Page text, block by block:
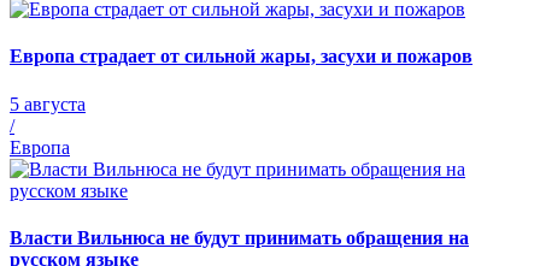
Европа страдает от сильной жары, засухи и пожаров
5 августа
/
Европа
Власти Вильнюса не будут принимать обращения на
русском языке